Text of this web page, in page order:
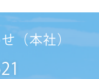
（本社）